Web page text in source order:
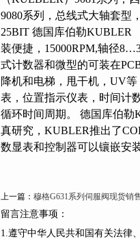
9080系列，总线式大轴套型
25BIT 德国库伯勒KUBLER
装便捷，15000RPM,轴
式计数器和微型的可装在PCB
降机和电梯，甩干机，UV
表，位置指示仪表，时间
循环时间周期。 德国库
真研究，KUBLER推出了
数显表和控制器可以镶嵌安装
上一篇： 穆格G631系列伺服阀现货销
留言注意事项：
1.遵守中华人民共和国有关法律